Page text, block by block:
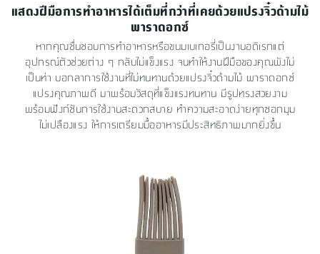
แสดงฝีมือการทำอาหารได้เต็มที่กว่าที่เคยด้วยแปรงจิ๋วด้ามไม้
พาราดอกซ์
หากคุณชื่นชอบการทำอาหารหรือขนมเบเกอรี่เป็นงานอดิเรกแต่
อุปกรณ์ตัวช่วยต่าง ๆ กลับไม่แข็งแรง จนทำให้งานฝีมือของคุณพังไม่
เป็นท่า บอกลาการใช้งานที่ไม่ทนทานด้วยแปรงจิ๋วด้ามไม้ พาราดอกซ์
แปรงคุณภาพดี มาพร้อมวัสดุที่แข็งแรงทนทาน มีรูปทรงสวยงาม
พร้อมฟังก์ชันการใช้งานสะดวกสบาย ทำความสะอาดง่ายทุกซอกมุม
ไม่เปลืองแรง ให้การเตรียมมื้ออาหารมีประสิทธิภาพมากยิ่งขึ้น